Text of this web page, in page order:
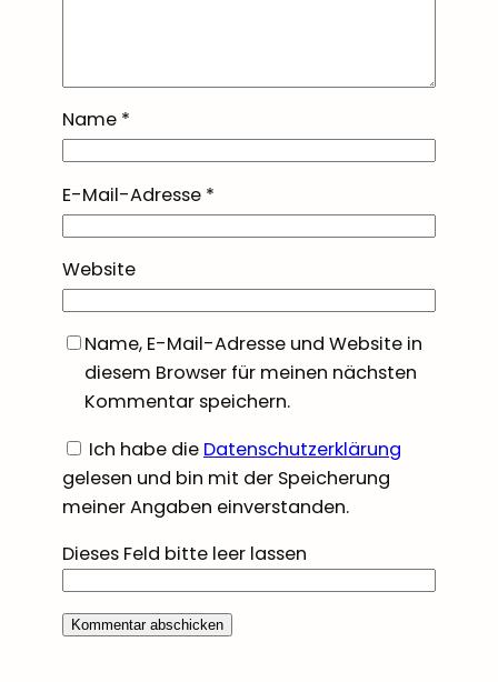
Name *
E-Mail-Adresse *
Website
Name, E-Mail-Adresse und Website in
diesem Browser für meinen nächsten
Kommentar speichern.
Ich habe die Datenschutzerklärung
gelesen und bin mit der Speicherung
meiner Angaben einverstanden.
Dieses Feld bitte leer lassen